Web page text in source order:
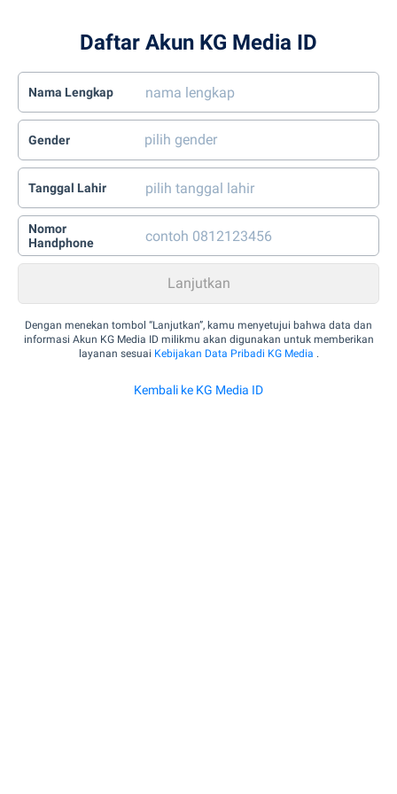
Daftar Akun KG Media ID
Nama Lengkap
Gender
Tanggal Lahir
Nomor
Handphone
Dengan menekan tombol “Lanjutkan”, kamu menyetujui bahwa data dan
informasi Akun KG Media ID milikmu akan digunakan untuk memberikan
layanan sesuai Kebijakan Data Pribadi KG Media .
Kembali ke KG Media ID